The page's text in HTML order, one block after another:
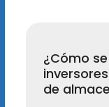
¿Cómo
de